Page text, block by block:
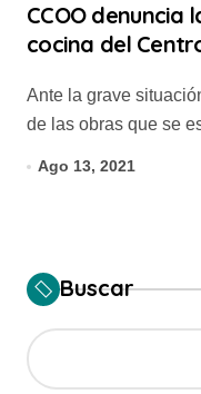
CCOO
cocina del
Ante la grave situación producida como consecuencia
de las obras que se
Ago 13, 2021
Buscar